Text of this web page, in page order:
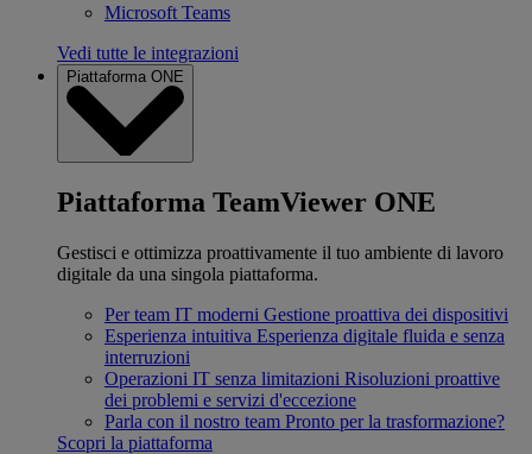
Microsoft Teams
Vedi tutte le integrazioni
Piattaforma ONE
Piattaforma TeamViewer ONE
Gestisci e ottimizza proattivamente il tuo ambiente di lavoro
digitale da una singola piattaforma.
Per team IT moderni Gestione proattiva dei dispositivi
Esperienza intuitiva Esperienza digitale fluida e senza
interruzioni
Operazioni IT senza limitazioni Risoluzioni proattive
dei problemi e servizi d'eccezione
Parla con il nostro team Pronto per la trasformazione?
Scopri la piattaforma